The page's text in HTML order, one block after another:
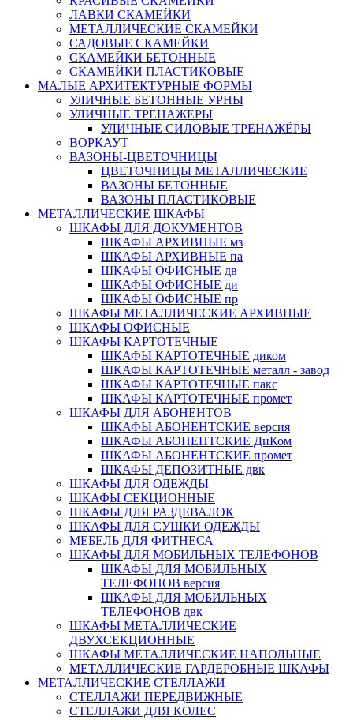
ЛАВКИ СКАМЕЙКИ
МЕТАЛЛИЧЕСКИЕ СКАМЕЙКИ
САДОВЫЕ СКАМЕЙКИ
СКАМЕЙКИ БЕТОННЫЕ
СКАМЕЙКИ ПЛАСТИКОВЫЕ
МАЛЫЕ АРХИТЕКТУРНЫЕ ФОРМЫ
УЛИЧНЫЕ БЕТОННЫЕ УРНЫ
УЛИЧНЫЕ ТРЕНАЖЕРЫ
УЛИЧНЫЕ СИЛОВЫЕ ТРЕНАЖЁРЫ
ВОРКАУТ
ВАЗОНЫ-ЦВЕТОЧНИЦЫ
ЦВЕТОЧНИЦЫ МЕТАЛЛИЧЕСКИЕ
ВАЗОНЫ БЕТОННЫЕ
ВАЗОНЫ ПЛАСТИКОВЫЕ
МЕТАЛЛИЧЕСКИЕ ШКАФЫ
ШКАФЫ ДЛЯ ДОКУМЕНТОВ
ШКАФЫ АРХИВНЫЕ мз
ШКАФЫ АРХИВНЫЕ па
ШКАФЫ ОФИСНЫЕ дв
ШКАФЫ ОФИСНЫЕ ди
ШКАФЫ ОФИСНЫЕ пр
ШКАФЫ МЕТАЛЛИЧЕСКИЕ АРХИВНЫЕ
ШКАФЫ ОФИСНЫЕ
ШКАФЫ КАРТОТЕЧНЫЕ
ШКАФЫ КАРТОТЕЧНЫЕ диком
ШКАФЫ КАРТОТЕЧНЫЕ металл - завод
ШКАФЫ КАРТОТЕЧНЫЕ пакс
ШКАФЫ КАРТОТЕЧНЫЕ промет
ШКАФЫ ДЛЯ АБОНЕНТОВ
ШКАФЫ АБОНЕНТСКИЕ версия
ШКАФЫ АБОНЕНТСКИЕ ДиКом
ШКАФЫ АБОНЕНТСКИЕ промет
ШКАФЫ ДЕПОЗИТНЫЕ двк
ШКАФЫ ДЛЯ ОДЕЖДЫ
ШКАФЫ СЕКЦИОННЫЕ
ШКАФЫ ДЛЯ РАЗДЕВАЛОК
ШКАФЫ ДЛЯ СУШКИ ОДЕЖДЫ
МЕБЕЛЬ ДЛЯ ФИТНЕСА
ШКАФЫ ДЛЯ МОБИЛЬНЫХ ТЕЛЕФОНОВ
ШКАФЫ ДЛЯ МОБИЛЬНЫХ
ТЕЛЕФОНОВ версия
ШКАФЫ ДЛЯ МОБИЛЬНЫХ
ТЕЛЕФОНОВ двк
ШКАФЫ МЕТАЛЛИЧЕСКИЕ
ДВУХСЕКЦИОННЫЕ
ШКАФЫ МЕТАЛЛИЧЕСКИЕ НАПОЛЬНЫЕ
МЕТАЛЛИЧЕСКИЕ ГАРДЕРОБНЫЕ ШКАФЫ
МЕТАЛЛИЧЕСКИЕ СТЕЛЛАЖИ
СТЕЛЛАЖИ ПЕРЕДВИЖНЫЕ
СТЕЛЛАЖИ ДЛЯ КОЛЕС